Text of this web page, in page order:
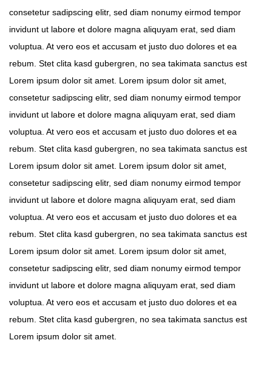
consetetur sadipscing elitr, sed diam nonumy eirmod tempor
invidunt ut labore et dolore magna aliquyam erat, sed diam
voluptua. At vero eos et accusam et justo duo dolores et ea
rebum. Stet clita kasd gubergren, no sea takimata sanctus est
Lorem ipsum dolor sit amet. Lorem ipsum dolor sit amet,
consetetur sadipscing elitr, sed diam nonumy eirmod tempor
invidunt ut labore et dolore magna aliquyam erat, sed diam
voluptua. At vero eos et accusam et justo duo dolores et ea
rebum. Stet clita kasd gubergren, no sea takimata sanctus est
Lorem ipsum dolor sit amet. Lorem ipsum dolor sit amet,
consetetur sadipscing elitr, sed diam nonumy eirmod tempor
invidunt ut labore et dolore magna aliquyam erat, sed diam
voluptua. At vero eos et accusam et justo duo dolores et ea
rebum. Stet clita kasd gubergren, no sea takimata sanctus est
Lorem ipsum dolor sit amet. Lorem ipsum dolor sit amet,
consetetur sadipscing elitr, sed diam nonumy eirmod tempor
invidunt ut labore et dolore magna aliquyam erat, sed diam
voluptua. At vero eos et accusam et justo duo dolores et ea
rebum. Stet clita kasd gubergren, no sea takimata sanctus est
Lorem ipsum dolor sit amet.